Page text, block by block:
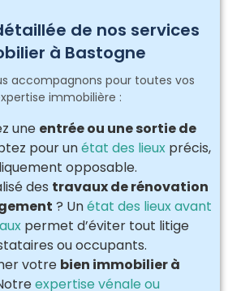
de nos services
à Bastogne
accompagnons pour toutes vos
immobilière :
une entrée ou une sortie de
pour unétat des lieux précis,
opposable.
des travaux de rénovation
? Unétat des lieux avant
permet d’éviter tout litige
ou occupants.
votre bien immobilier à
expertise vénale ou